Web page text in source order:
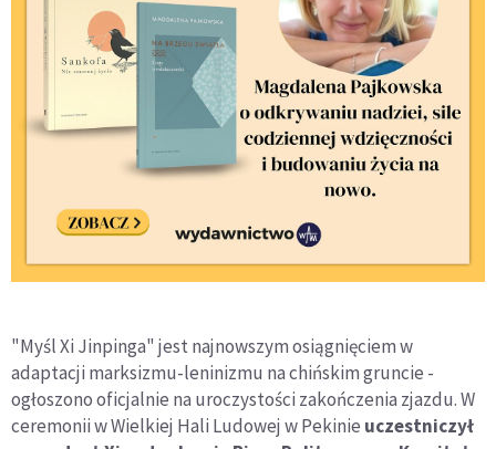
"Myśl Xi Jinpinga" jest najnowszym osiągnięciem w
adaptacji marksizmu-leninizmu na chińskim gruncie -
ogłoszono oficjalnie na uroczystości zakończenia zjazdu. W
ceremonii w Wielkiej Hali Ludowej w Pekinie uczestniczył